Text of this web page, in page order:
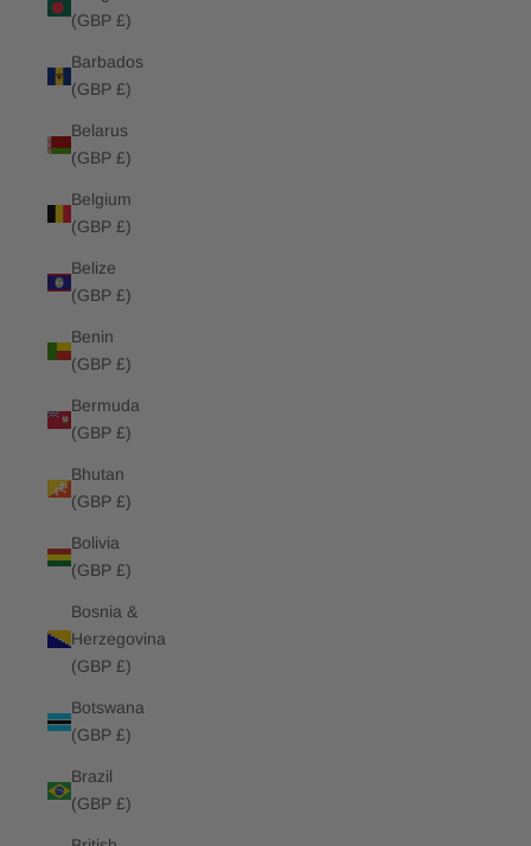
(GBP £)
Barbados
(GBP £)
Belarus
(GBP £)
Belgium
(GBP £)
Belize
(GBP £)
Benin
(GBP £)
Bermuda
(GBP £)
Bhutan
(GBP £)
Bolivia
(GBP £)
Bosnia &
Herzegovina
(GBP £)
Botswana
(GBP £)
Brazil
(GBP £)